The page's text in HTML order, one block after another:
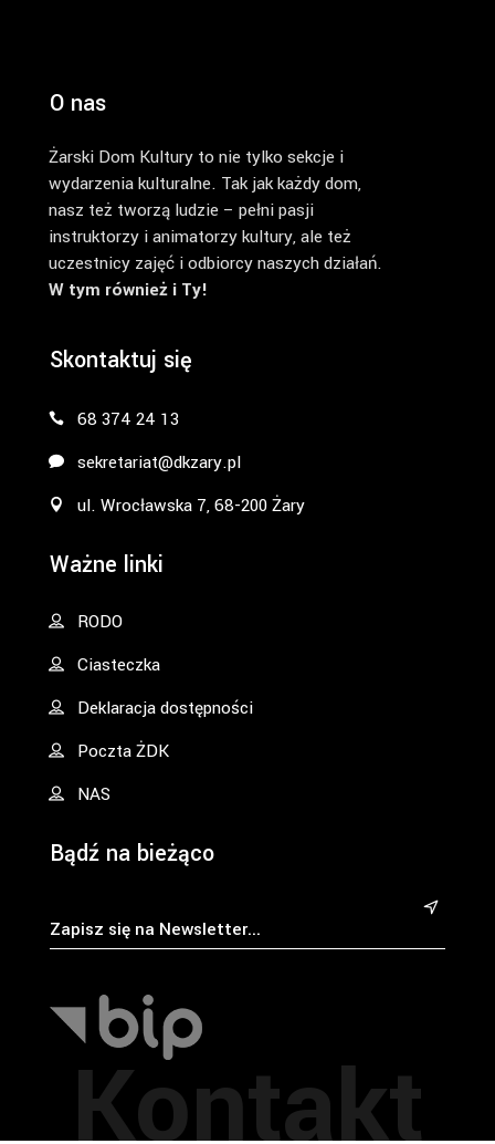
Kontakt
O nas
Żarski Dom Kultury to nie tylko sekcje i
wydarzenia kulturalne. Tak jak każdy dom,
nasz też tworzą ludzie – pełni pasji
instruktorzy i animatorzy kultury, ale też
uczestnicy zajęć i odbiorcy naszych działań.
W tym również i Ty!
Skontaktuj się
68 374 24 13
sekretariat@dkzary.pl
ul. Wrocławska 7, 68-200 Żary
Ważne linki
RODO
Ciasteczka
Deklaracja dostępności
Poczta ŻDK
NAS
Bądź na bieżąco
&